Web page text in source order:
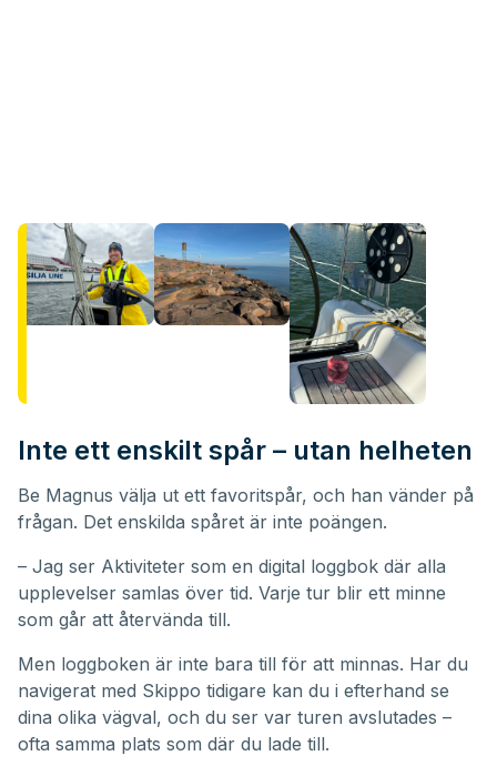
Inte ett enskilt spår – utan helheten
Be Magnus välja ut ett favoritspår, och han vänder på
frågan. Det enskilda spåret är inte poängen.
– Jag ser Aktiviteter som en digital loggbok där alla
upplevelser samlas över tid. Varje tur blir ett minne
som går att återvända till.
Men loggboken är inte bara till för att minnas. Har du
navigerat med Skippo tidigare kan du i efterhand se
dina olika vägval, och du ser var turen avslutades –
ofta samma plats som där du lade till.